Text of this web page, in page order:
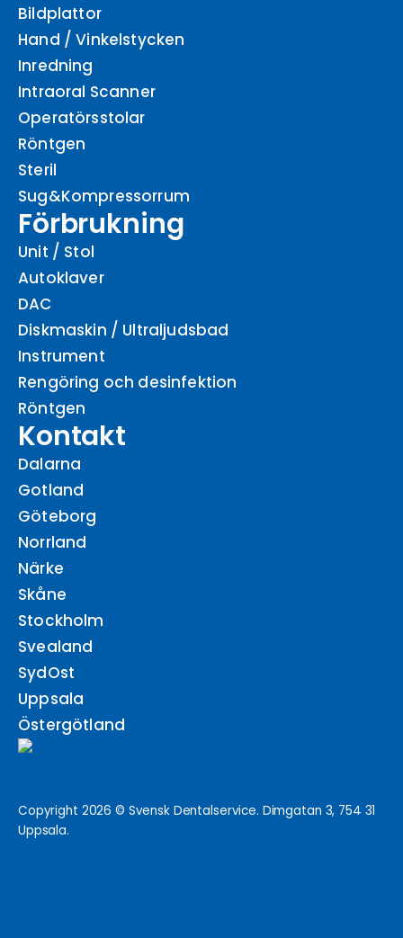
Bildplattor
Hand / Vinkelstycken
Inredning
Intraoral Scanner
Operatörsstolar
Röntgen
Steril
Sug&Kompressorrum
Förbrukning
Unit / Stol
Autoklaver
DAC
Diskmaskin / Ultraljudsbad
Instrument
Rengöring och desinfektion
Röntgen
Kontakt
Dalarna
Gotland
Göteborg
Norrland
Närke
Skåne
Stockholm
Svealand
SydOst
Uppsala
Östergötland
Copyright 2026 © Svensk Dentalservice. Dimgatan 3, 754 31
Uppsala.